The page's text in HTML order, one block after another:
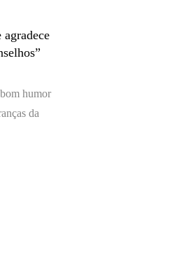
humor
da